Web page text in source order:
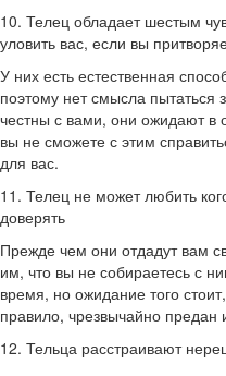
10. Телец обладает шестым
уловить вас, если вы
У них есть естественная
поэтому нет смысла пытаться
честны с вами, они ожидают в
вы не сможете с этим
для вас.
11. Телец не может любить
доверять
Прежде чем они отдадут вам
им, что вы не собираетесь с
время, но ожидание того
правило, чрезвычайно предан
12. Тельца расстраивают